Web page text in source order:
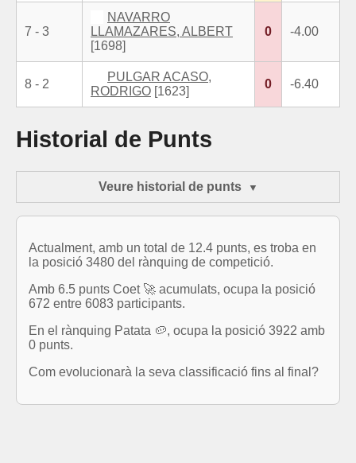
7 - 3
NAVARRO
LLAMAZARES, ALBERT
[1698]
0 -4.00
8 - 2
PULGAR ACASO,
RODRIGO [1623]
0 -6.40
Historial de Punts
Veure historial de punts
Actualment, amb un total de 12.4 punts, es troba en
la posició 3480 del rànquing de competició.
Amb 6.5 punts Coet 🚀 acumulats, ocupa la posició
672 entre 6083 participants.
En el rànquing Patata 🥔, ocupa la posició 3922 amb
0 punts.
Com evolucionarà la seva classificació fins al final?